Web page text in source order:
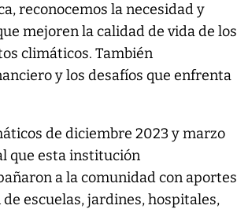
reconocemos la necesidad y
mejoren la calidad de vida de los
climáticos. También
y los desafíos que enfrenta
de diciembre 2023 y marzo
que esta institución
a la comunidad con aportes
escuelas, jardines, hospitales,